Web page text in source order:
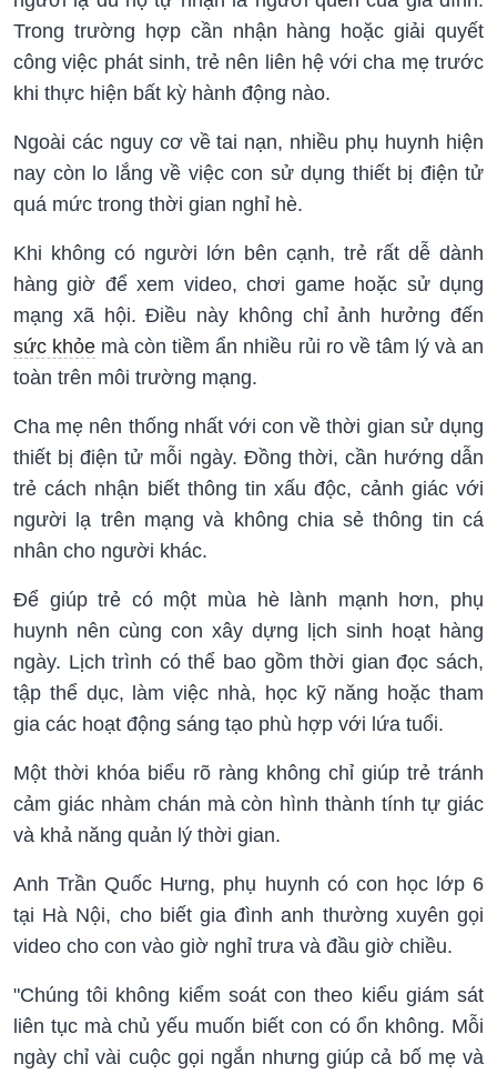
Trong trường hợp cần nhận hàng hoặc giải quyết
công việc phát sinh, trẻ nên liên hệ với cha mẹ trước
khi thực hiện bất kỳ hành động nào.
Ngoài các nguy cơ về tai nạn, nhiều phụ huynh hiện
nay còn lo lắng về việc con sử dụng thiết bị điện tử
quá mức trong thời gian nghỉ hè.
Khi không có người lớn bên cạnh, trẻ rất dễ dành
hàng giờ để xem video, chơi game hoặc sử dụng
mạng xã hội. Điều này không chỉ ảnh hưởng đến
sức khỏe mà còn tiềm ẩn nhiều rủi ro về tâm lý và an
toàn trên môi trường mạng.
Cha mẹ nên thống nhất với con về thời gian sử dụng
thiết bị điện tử mỗi ngày. Đồng thời, cần hướng dẫn
trẻ cách nhận biết thông tin xấu độc, cảnh giác với
người lạ trên mạng và không chia sẻ thông tin cá
nhân cho người khác.
Để giúp trẻ có một mùa hè lành mạnh hơn, phụ
huynh nên cùng con xây dựng lịch sinh hoạt hàng
ngày. Lịch trình có thể bao gồm thời gian đọc sách,
tập thể dục, làm việc nhà, học kỹ năng hoặc tham
gia các hoạt động sáng tạo phù hợp với lứa tuổi.
Một thời khóa biểu rõ ràng không chỉ giúp trẻ tránh
cảm giác nhàm chán mà còn hình thành tính tự giác
và khả năng quản lý thời gian.
Anh Trần Quốc Hưng, phụ huynh có con học lớp 6
tại Hà Nội, cho biết gia đình anh thường xuyên gọi
video cho con vào giờ nghỉ trưa và đầu giờ chiều.
"Chúng tôi không kiểm soát con theo kiểu giám sát
liên tục mà chủ yếu muốn biết con có ổn không. Mỗi
ngày chỉ vài cuộc gọi ngắn nhưng giúp cả bố mẹ và